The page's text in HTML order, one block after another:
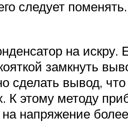
следует
на
замкнуть
сделать вывод,
К этому методу
напряжение